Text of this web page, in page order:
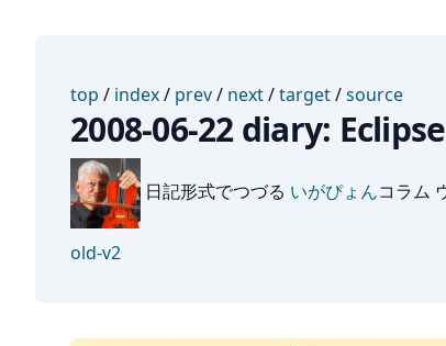
top / index/ prev/ next/target/source
2008-06-22 diary:
日記形式でつづる いがぴょんコラム
old-v2